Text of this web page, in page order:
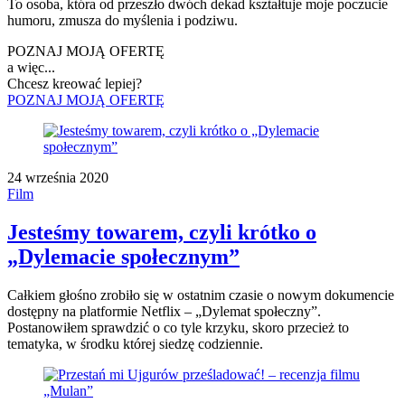
To osoba, która od przeszło dwóch dekad kształtuje moje poczucie
humoru, zmusza do myślenia i podziwu.
POZNAJ MOJĄ OFERTĘ
a więc...
Chcesz kreować lepiej?
POZNAJ MOJĄ OFERTĘ
24 września 2020
Film
Jesteśmy towarem, czyli krótko o
„Dylemacie społecznym”
Całkiem głośno zrobiło się w ostatnim czasie o nowym dokumencie
dostępny na platformie Netflix – „Dylemat społeczny”.
Postanowiłem sprawdzić o co tyle krzyku, skoro przecież to
tematyka, w środku której siedzę codziennie.